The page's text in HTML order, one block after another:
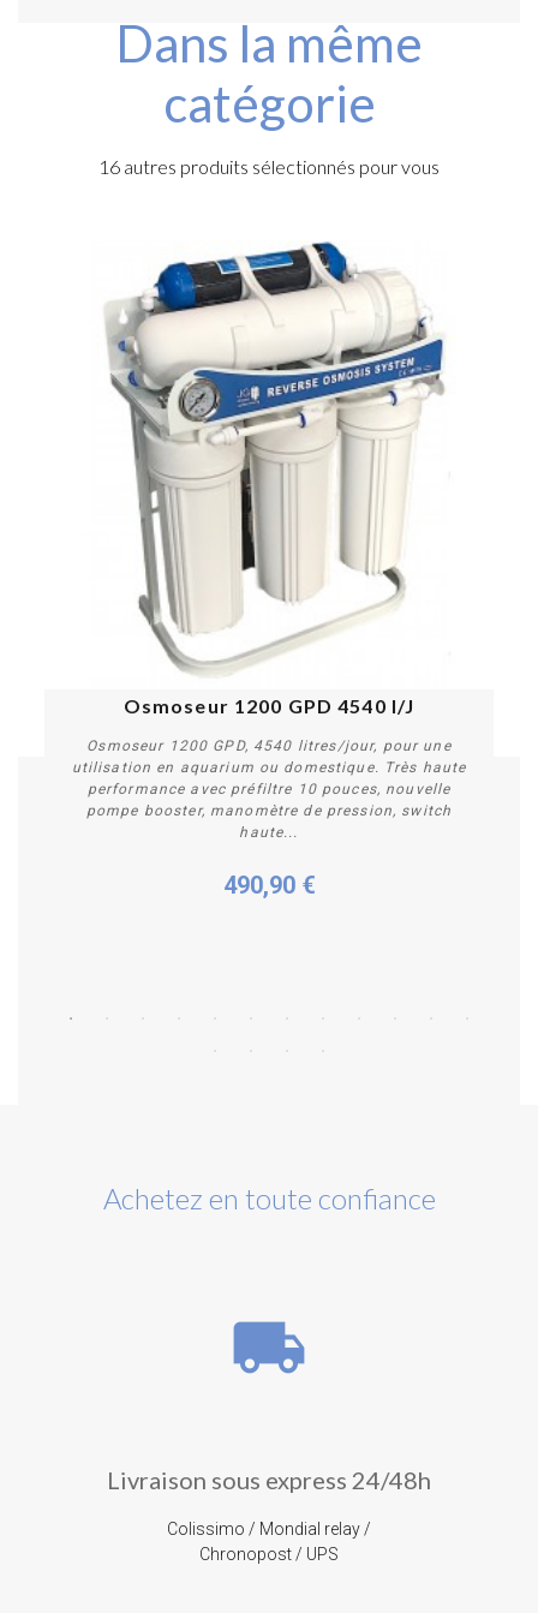
Dans la même
catégorie
16 autres produits sélectionnés pour vous
Plus de détails
Osmoseur 1200 GPD 4540 l/J
Osmoseur 1200 GPD, 4540 litres/jour, pour une
utilisation en aquarium ou domestique. Très haute
performance avec préfiltre 10 pouces, nouvelle
pompe booster, manomètre de pression, switch
haute...
490,90 €
Achetez en toute confiance
local_shipping
Livraison sous express 24/48h
Colissimo / Mondial relay /
Chronopost / UPS